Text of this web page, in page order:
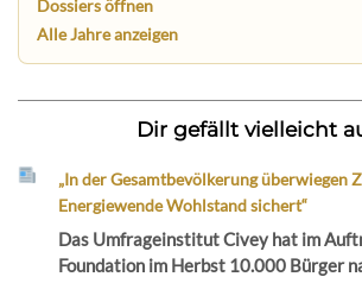
Dossiers öffnen
Alle Jahre anzeigen
Dir gefällt vielleicht
„In der Gesamtbevölkerung überwiegen
Energiewende Wohlstand sichert“
Das Umfrageinstitut Civey hat im
Foundation im Herbst 10.000 Bürger